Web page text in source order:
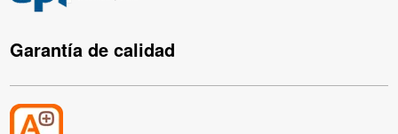
Garantía de calidad